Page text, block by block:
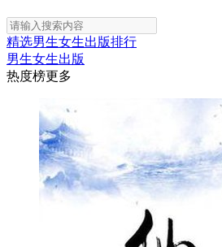
精选男生女生出版排行
男生女生出版
热度榜更多